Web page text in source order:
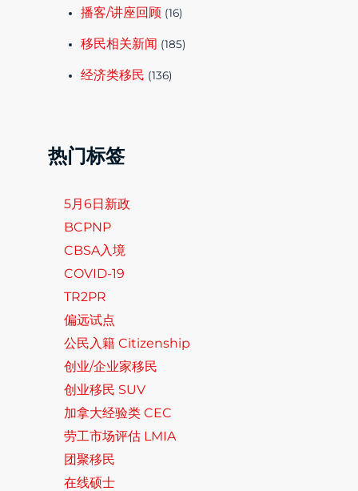
播客/讲座回顾 (16)
移民相关新闻 (185)
经济类移民 (136)
热门标签
5月6日新政
BCPNP
CBSA入境
COVID-19
TR2PR
偏远试点
公民入籍 Citizenship
创业/企业家移民
创业移民 SUV
加拿大经验类 CEC
劳工市场评估 LMIA
团聚移民
在线硕士